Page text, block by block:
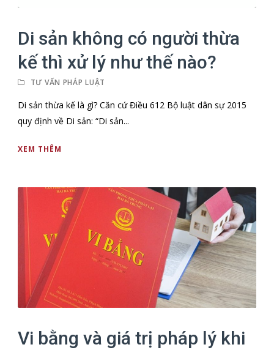
Di sản không có người thừa
kế thì xử lý như thế nào?
TƯ VẤN PHÁP LUẬT
Di sản thừa kế là gì? Căn cứ Điều 612 Bộ luật dân sự 2015
quy định về Di sản: “Di sản...
XEM THÊM
Vi bằng và giá trị pháp lý khi